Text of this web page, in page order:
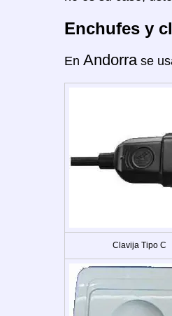
Enchufes y
En Andorra se
Clavija Tipo C